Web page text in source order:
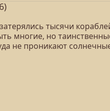
тысячи
многие, но
не проникают